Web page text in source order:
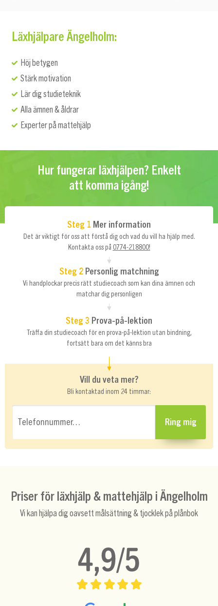
Läxhjälpare Ängelholm:
Höj betygen
Stärk motivation
Lär dig studieteknik
Alla ämnen & åldrar
Experter på mattehjälp
Hur fungerar läxhjälpen? Enkelt
att komma igång!
Steg 1 Mer information
Det är viktigt för oss att förstå dig och vad du vill ha hjälp med.
Kontakta oss på 0774-218800!
Steg 2 Personlig matchning
Vi handplockar precis rätt studiecoach som kan dina ämnen och
matchar dig personligen
Steg 3 Prova-på-lektion
Träffa din studiecoach för en prova-på-lektion utan bindning,
fortsätt bara om det känns bra
Vill du veta mer?
Bli kontaktad inom 24 timmar:
Telefonnummer… Ring mig
Priser för läxhjälp & mattehjälp i Ängelholm
Vi kan hjälpa dig oavsett målsättning & tjocklek på plånbok